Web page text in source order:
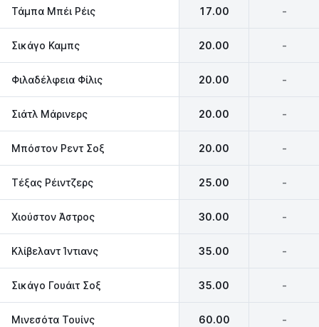
Τάμπα Μπέι Ρέις 17.00 -
Σικάγο Καμπς 20.00 -
Φιλαδέλφεια Φίλις 20.00 -
Σιάτλ Μάρινερς 20.00 -
Μπόστον Ρεντ Σοξ 20.00 -
Τέξας Ρέιντζερς 25.00 -
Χιούστον Άστρος 30.00 -
Κλίβελαντ Ίντιανς 35.00 -
Σικάγο Γουάιτ Σοξ 35.00 -
Μινεσότα Τουίνς 60.00 -